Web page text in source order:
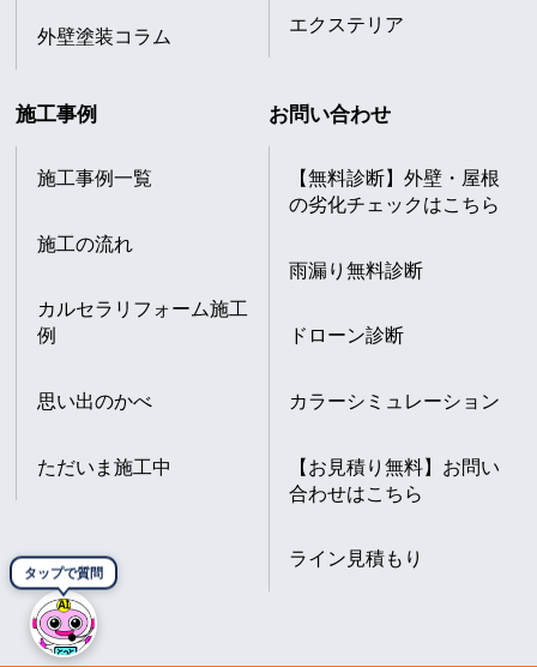
タップで質問
外壁塗装コラム
エクステリア
施工事例
施工事例一覧
施工の流れ
カルセラリフォーム施工
例
思い出のかべ
ただいま施工中
お問い合わせ
【無料診断】外壁・屋根
の劣化チェックはこちら
雨漏り無料診断
ドローン診断
カラーシミュレーション
【お見積り無料】お問い
合わせはこちら
ライン見積もり